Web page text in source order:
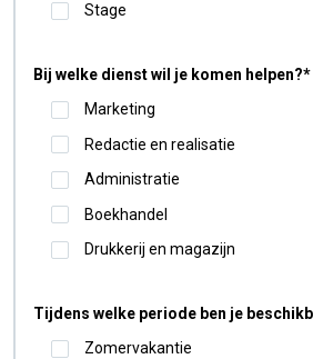
Stage
Bij welke dienst wil je komen helpen?*
Marketing
Redactie en realisatie
Administratie
Boekhandel
Drukkerij en magazijn
Tijdens welke periode ben je
Zomervakantie